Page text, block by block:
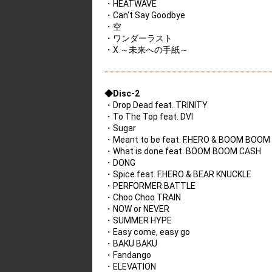
・HEATWAVE
・Can't Say Goodbye
・空
・ワンダーラスト
・X ～未来への手紙～
◆Disc-2
・Drop Dead feat. TRINITY
・To The Top feat. DVI
・Sugar
・Meant to be feat. F.HERO & BOOM BOOM
・What is done feat. BOOM BOOM CASH
・DONG
・Spice feat. F.HERO & BEAR KNUCKLE
・PERFORMER BATTLE
・Choo Choo TRAIN
・NOW or NEVER
・SUMMER HYPE
・Easy come, easy go
・BAKU BAKU
・Fandango
・ELEVATION